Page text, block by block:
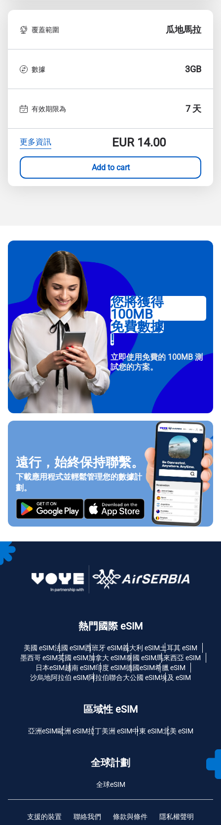
覆蓋範圍 瓜地馬拉
數據 3GB
有效期限為 7 天
更多資訊 EUR14.00
Add to cart
您將獲得
100MB
免費數據
!
立即使用免費的 100MB 測
試您的方案。
遠行，始終保持聯繫。
下載應用程式並輕鬆管理您的數據計
劃。
熱門國際 eSIM
美國 eSIM法國 eSIM西班牙 eSIM義大利 eSIM土耳其 eSIM
墨西哥 eSIM英國 eSIM加拿大 eSIM泰國 eSIM馬來西亞 eSIM
日本eSIM越南 eSIM印度 eSIM德國eSIM希臘 eSIM
沙烏地阿拉伯 eSIM阿拉伯聯合大公國 eSIM埃及 eSIM
區域性 eSIM
亞洲eSIM歐洲 eSIM拉丁美洲 eSIM中東 eSIM北美 eSIM
全球計劃
全球eSIM
支援的裝置 聯絡我們 條款與條件 隱私權聲明